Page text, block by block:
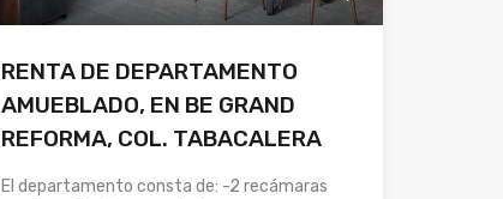
RENTA DE DEPARTAMENTO
AMUEBLADO, EN BE GRAND
REFORMA, COL. TABACALERA
El departamento consta de: -2 recámaras